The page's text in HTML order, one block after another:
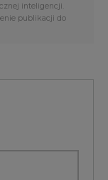
inteligencji.
publikacji do